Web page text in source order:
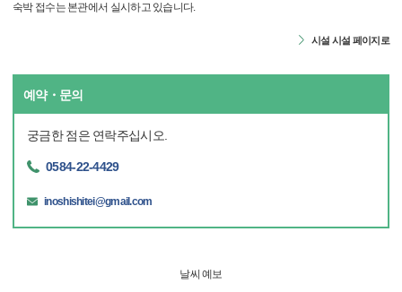
숙박 접수는 본관에서 실시하고 있습니다.
시설 시설 페이지로
예약・문의
궁금한 점은 연락주십시오.
0584-22-4429
inoshishitei@gmail.com
날씨 예보